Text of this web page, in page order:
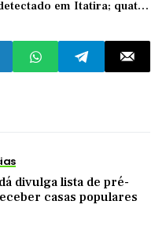
em Itatira; quatro
divulga lista de pré-
casas populares